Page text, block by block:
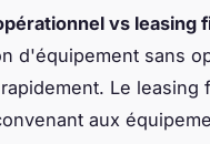
vs leasing
d'équipement sans
Le
aux